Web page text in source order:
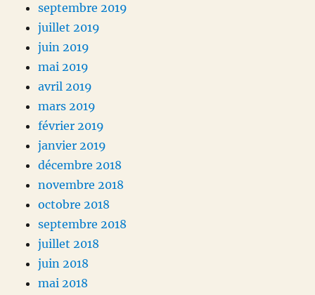
septembre 2019
juillet 2019
juin 2019
mai 2019
avril 2019
mars 2019
février 2019
janvier 2019
décembre 2018
novembre 2018
octobre 2018
septembre 2018
juillet 2018
juin 2018
mai 2018